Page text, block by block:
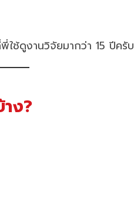
ใช้ดูงานวิจัยมากว่า 15 ปีครับ
ง?